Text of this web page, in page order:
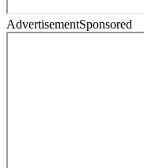
AdvertisementSponsored